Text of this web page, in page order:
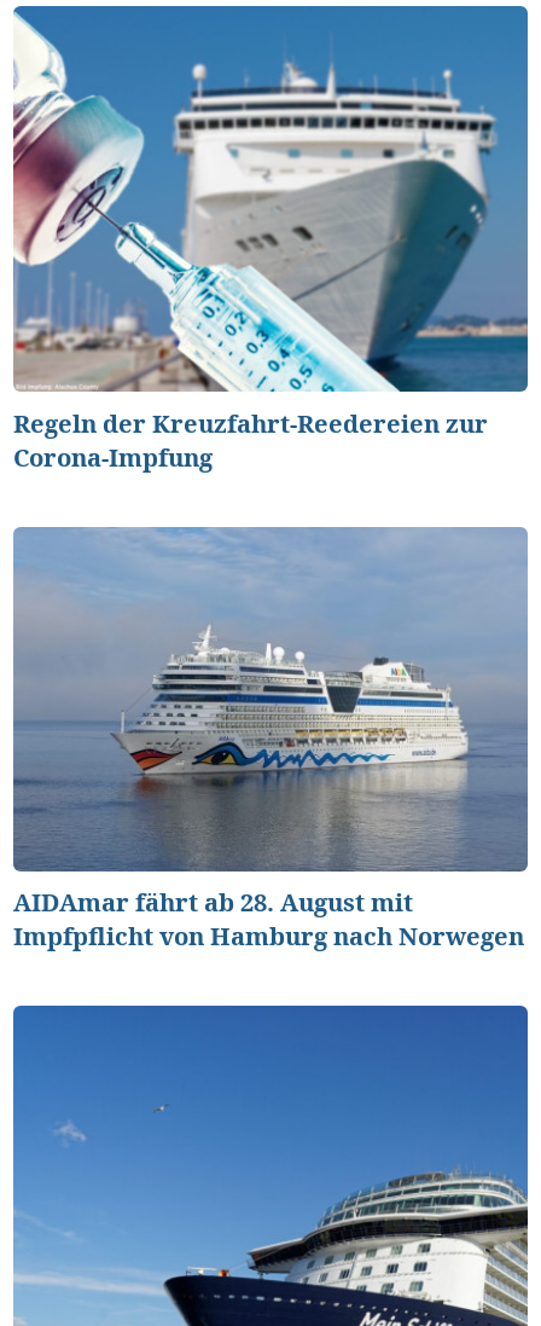
Regeln der Kreuzfahrt-Reedereien zur
Corona-Impfung
AIDAmar fährt ab 28. August mit
Impfpflicht von Hamburg nach Norwegen